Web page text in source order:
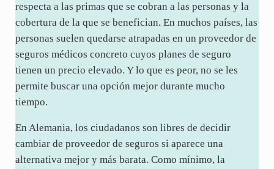
respecta a las primas que se cobran a las personas y la
cobertura de la que se benefician. En muchos países, las
personas suelen quedarse atrapadas en un proveedor de
seguros médicos concreto cuyos planes de seguro
tienen un precio elevado. Y lo que es peor, no se les
permite buscar una opción mejor durante mucho
tiempo.
En Alemania, los ciudadanos son libres de decidir
cambiar de proveedor de seguros si aparece una
alternativa mejor y más barata. Como mínimo, la